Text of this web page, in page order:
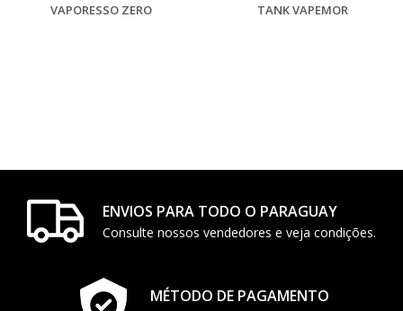
VAPORESSO ZERO TANK VAPEMOR
ENVIOS PARA TODO O PARAGUAY
Consulte nossos vendedores e veja condições.
MÉTODO DE PAGAMENTO